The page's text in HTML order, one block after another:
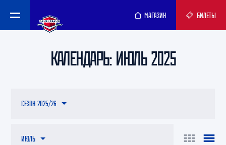
МАГАЗИН БИЛЕТЫ
КАЛЕНДАРЬ: ИЮЛЬ 2025
ИЮЛЬ
СЕЗОН 2025/26